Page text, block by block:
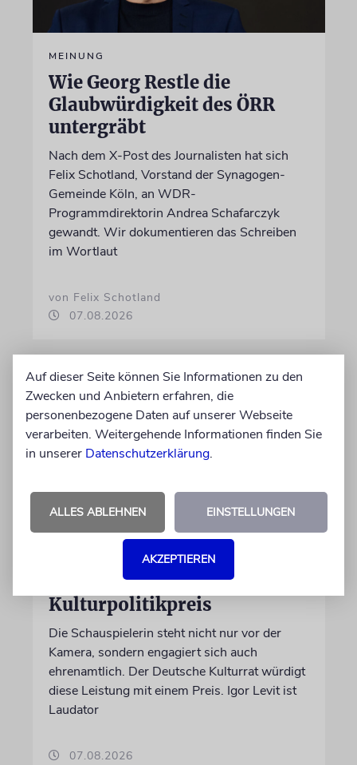
MEINUNG
Wie Georg Restle die
Glaubwürdigkeit des ÖRR
untergräbt
Nach dem X-Post des Journalisten hat sich
Felix Schotland, Vorstand der Synagogen-
Gemeinde Köln, an WDR-
Programmdirektorin Andrea Schafarczyk
gewandt. Wir dokumentieren das Schreiben
im Wortlaut
von Felix Schotland
07.08.2026
BERLIN
Einsatz gegen Judenhass:
Iris Berben erhält Deutschen
Kulturpolitikpreis
Die Schauspielerin steht nicht nur vor der
Kamera, sondern engagiert sich auch
ehrenamtlich. Der Deutsche Kulturrat würdigt
diese Leistung mit einem Preis. Igor Levit ist
Laudator
07.08.2026
Auf dieser Seite können Sie Informationen zu den
Zwecken und Anbietern erfahren, die
personenbezogene Daten auf unserer Webseite
verarbeiten. Weitergehende Informationen finden Sie
in unserer Datenschutzerklärung.
ALLES ABLEHNEN EINSTELLUNGEN
AKZEPTIEREN